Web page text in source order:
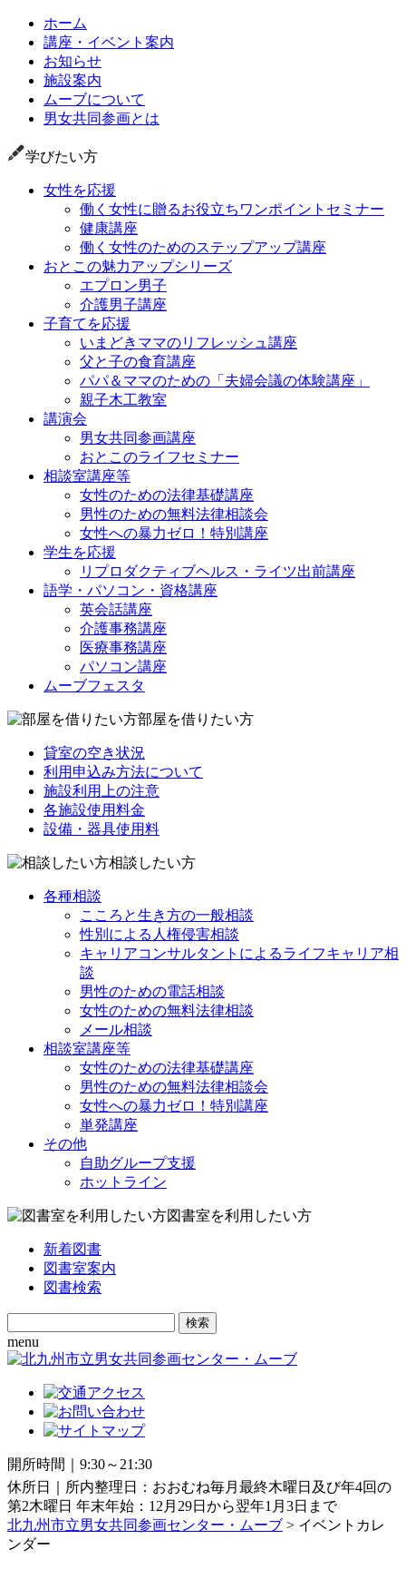
ホーム
講座・イベント案内
お知らせ
施設案内
ムーブについて
男女共同参画とは
学びたい方
女性を応援
働く女性に贈るお役立ちワンポイントセミナー
健康講座
働く女性のためのステップアップ講座
おとこの魅力アップシリーズ
エプロン男子
介護男子講座
子育てを応援
いまどきママのリフレッシュ講座
父と子の食育講座
パパ＆ママのための「夫婦会議の体験講座」
親子木工教室
講演会
男女共同参画講座
おとこのライフセミナー
相談室講座等
女性のための法律基礎講座
男性のための無料法律相談会
女性への暴力ゼロ！特別講座
学生を応援
リプロダクティブヘルス・ライツ出前講座
語学・パソコン・資格講座
英会話講座
介護事務講座
医療事務講座
パソコン講座
ムーブフェスタ
部屋を借りたい方
貸室の空き状況
利用申込み方法について
施設利用上の注意
各施設使用料金
設備・器具使用料
相談したい方
各種相談
こころと生き方の一般相談
性別による人権侵害相談
キャリアコンサルタントによるライフキャリア相
談
男性のための電話相談
女性のための無料法律相談
メール相談
相談室講座等
女性のための法律基礎講座
男性のための無料法律相談会
女性への暴力ゼロ！特別講座
単発講座
その他
自助グループ支援
ホットライン
図書室を利用したい方
新着図書
図書室案内
図書検索
Search
for:
menu
開所時間｜9:30～21:30
休所日｜所内整理日：おおむね毎月最終木曜日及び年4回の
第2木曜日 年末年始：12月29日から翌年1月3日まで
北九州市立男女共同参画センター・ムーブ > イベントカレ
ンダー